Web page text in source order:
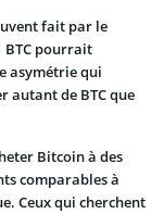
fait par le
BTC pourrait
asymétrie qui
autant de BTC que
Bitcoin à des
comparables à
Ceux qui cherchent